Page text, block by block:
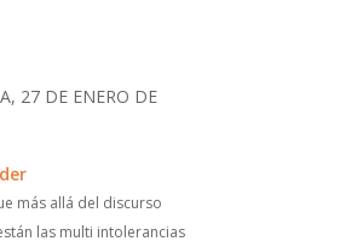
27 DE ENERO DE
más allá del discurso
las multi intolerancias